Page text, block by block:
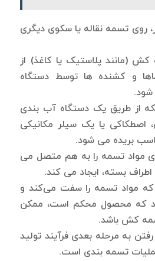
روی تسمه نقاله یا سکوی دیگری
(مانند پلاستیک یا کاغذ) از
و کشنده ها توسط دستگاه
از طریق یک دستگاه آب بندی
اصطکاکی یا یک سیلر مکانیکی
بریده می شود.
مواد تسمه را به هم متصل می
بسته، ایجاد می کند.
مواد تسمه را سفت می‌کند و
که محصول محکم است، ممکن
کش باشد.
به مرحله بعدی فرآیند تولید
تسمه بندی است.